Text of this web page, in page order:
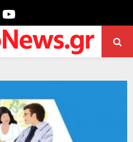
Facebook